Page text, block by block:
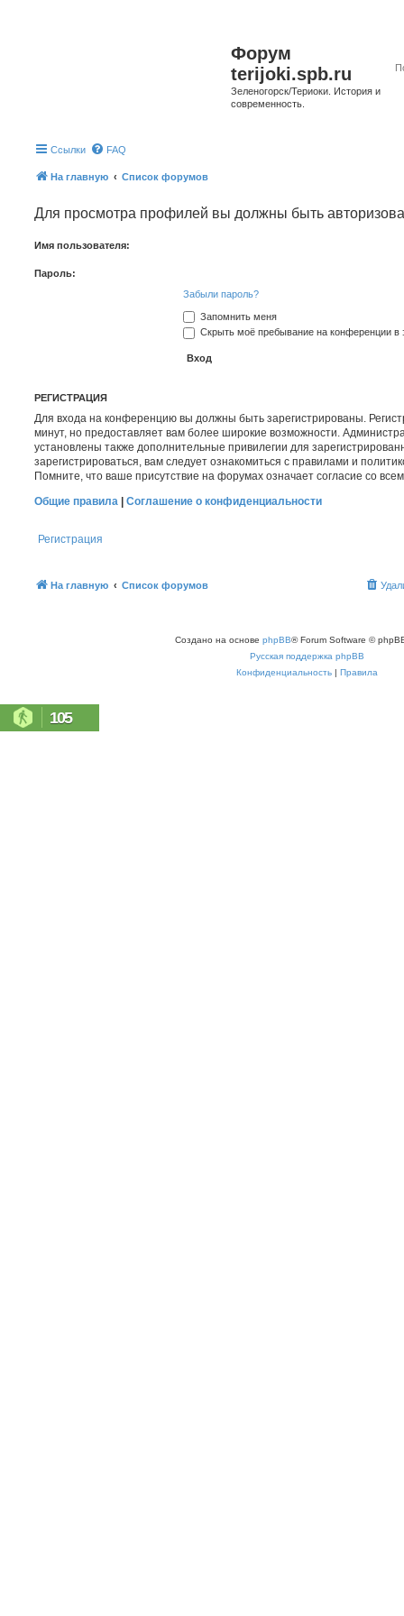
Форум
terijoki.spb.ru
Зеленогорск/Териоки. История и
современность.
Ссылки FAQ
На главную Список форумов
Для просмотра профилей вы должны быть
Имя пользователя:
Пароль:
Забыли пароль?
Запомнить меня
Скрыть моё пребывание на конференции в
РЕГИСТРАЦИЯ
Для входа на конференцию вы должны быть зарегистрированы.
минут, но предоставляет вам более широкие возможности.
установлены также дополнительные привилегии для
зарегистрироваться, вам следует ознакомиться с правилами и
Помните, что ваше присутствие на форумах означает согласие со
Общие правила
Соглашение о конфиденциальности
Регистрация
На главную Список форумов
Создано на основе phpBB® Forum Software ©
Русская поддержка phpBB
Конфиденциальность | Правила
105